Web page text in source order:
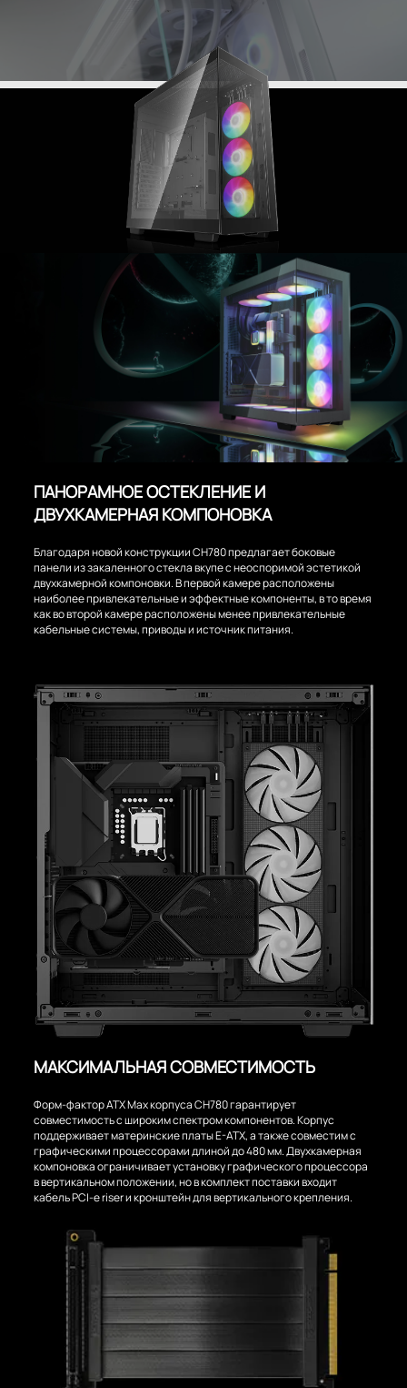
ПАНОРАМНОЕ ОСТЕКЛЕНИЕ И
ДВУХКАМЕРНАЯ КОМПОНОВКА
Благодаря новой конструкции CH780 предлагает боковые
панели из закаленного стекла вкупе с неоспоримой эстетикой
двухкамерной компоновки. В первой камере расположены
наиболее привлекательные и эффектные компоненты, в то время
как во второй камере расположены менее привлекательные
кабельные системы, приводы и источник питания.
МАКСИМАЛЬНАЯ СОВМЕСТИМОСТЬ
Форм-фактор ATX Max корпуса CH780 гарантирует
совместимость с широким спектром компонентов. Корпус
поддерживает материнские платы E-ATX, а также совместим с
графическими процессорами длиной до 480 мм. Двухкамерная
компоновка ограничивает установку графического процессора
в вертикальном положении, но в комплект поставки входит
кабель PCI-e riser и кронштейн для вертикального крепления.